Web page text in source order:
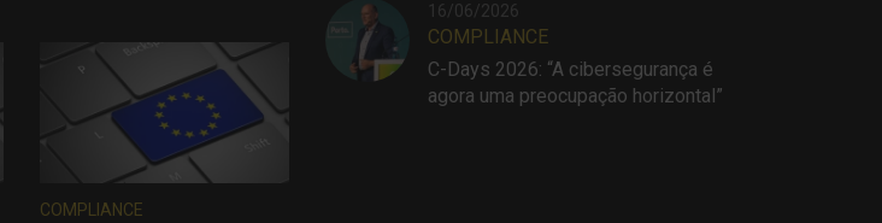
COMPLIANCE
16/06/2026
COMPLIANCE
C-Days 2026: “A cibersegurança é
agora uma preocupação horizontal”